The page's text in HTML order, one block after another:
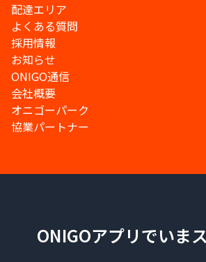
配達エリア
よくある質問
採用情報
お知らせ
ONIGO通信
会社概要
オニゴーパーク
協業パートナー
ONIGOアプリでいま